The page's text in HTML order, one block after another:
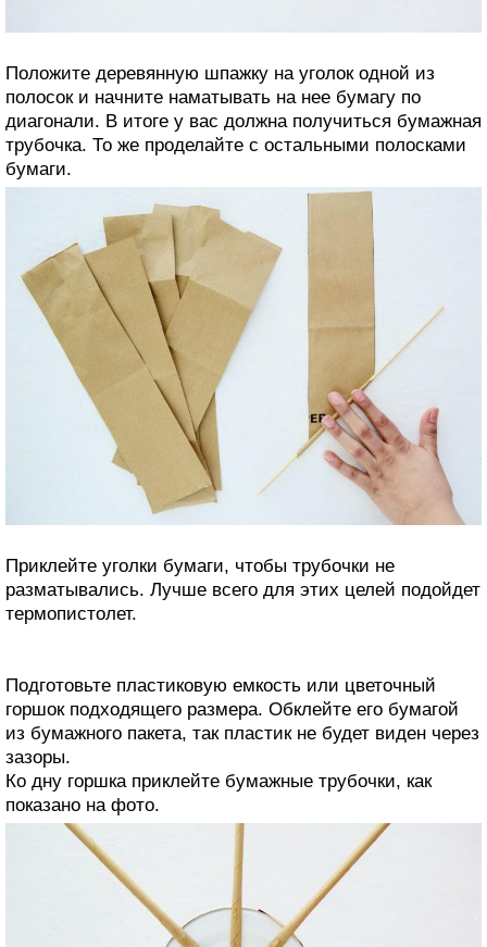
Положите деревянную шпажку на уголок одной из
полосок и начните наматывать на нее бумагу по
диагонали. В итоге у вас должна получиться бумажная
трубочка. То же проделайте с остальными полосками
бумаги.
Приклейте уголки бумаги, чтобы трубочки не
разматывались. Лучше всего для этих целей подойдет
термопистолет.
Подготовьте пластиковую емкость или цветочный
горшок подходящего размера. Обклейте его бумагой
из бумажного пакета, так пластик не будет виден через
зазоры.
Ко дну горшка приклейте бумажные трубочки, как
показано на фото.